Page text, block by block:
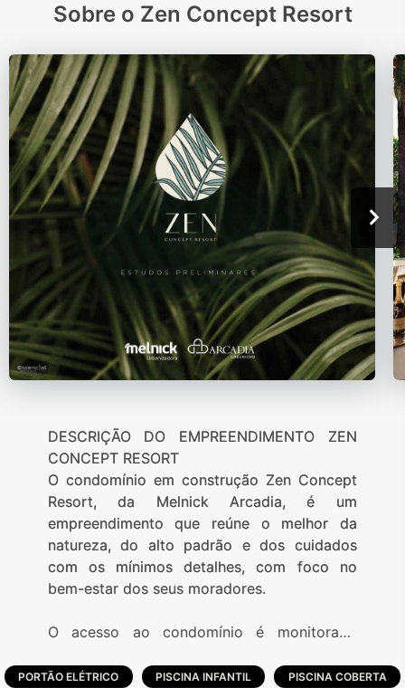
Sobre o Zen Concept Resort
DESCRIÇÃO DO EMPREENDIMENTO ZEN
CONCEPT RESORT
O condomínio em construção Zen Concept
Resort, da Melnick Arcadia, é um
empreendimento que reúne o melhor da
natureza, do alto padrão e dos cuidados
com os mínimos detalhes, com foco no
bem-estar dos seus moradores.
O acesso ao condomínio é monitorado
guarita blindada, além de contar com
PORTÃO ELÉTRICO PISCINA INFANTIL PISCINA COBERTA